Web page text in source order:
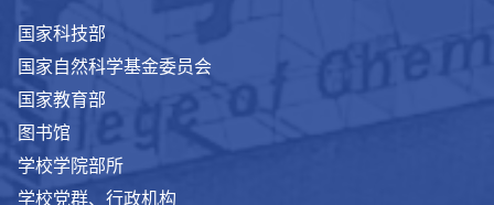
国家科技部
国家自然科学基金委员会
国家教育部
图书馆
学校学院部所
学校党群、行政机构